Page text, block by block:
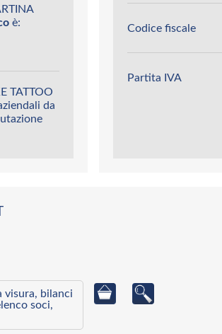
è:
TATTOO
da
Codice fiscale
Partita IVA
visura, bilanci
soci,